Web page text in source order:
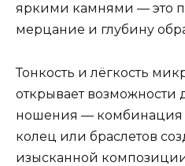
яркими камнями — это
мерцание и глубину
Тонкость и лёгкость
открывает возможности
ношения — комбинация
колец или браслетов
изысканной